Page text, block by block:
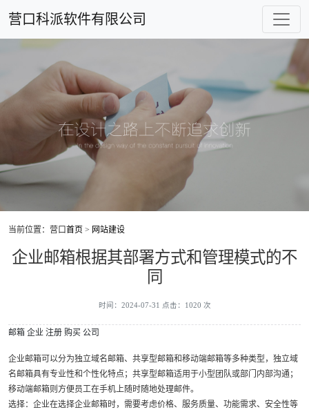
营口科派软件有限公司
当前位置：营口首页 > 网站建设
企业邮箱根据其部署方式和管理模式的不
同
时间：2024-07-31 点击：1020 次
邮箱 企业 注册 购买 公司
企业邮箱可以分为独立域名邮箱、共享型邮箱和移动端邮箱等多种类型，独立域
名邮箱具有专业性和个性化特点；共享型邮箱适用于小型团队或部门内部沟通；
移动端邮箱则方便员工在手机上随时随地处理邮件。
选择：企业在选择企业邮箱时，需要考虑价格、服务质量、功能需求、安全性等